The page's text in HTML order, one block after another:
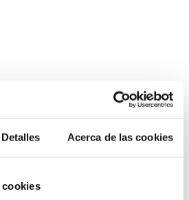
Detalles Acerca de las cookies
cookies